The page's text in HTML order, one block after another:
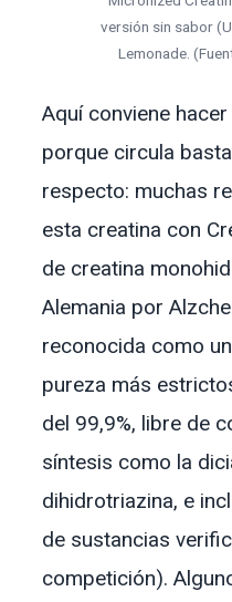
versión sin sabor
Lemonade.
Aquí conviene
porque circula
respecto: muchas
esta creatina con
de creatina
Alemania por
reconocida como
pureza más
del 99,9%, libre de
síntesis como la
dihidrotriazina, e
de sustancias
competición).